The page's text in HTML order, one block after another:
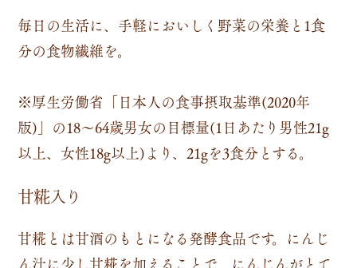
毎日の生活に、手軽においしく野菜の栄養と1食
分の食物繊維を。
※厚生労働省「日本人の食事摂取基準(2020年
版)」の18～64歳男女の目標量(1日あたり男性21g
以上、女性18g以上)より、21gを3食分とする。
甘糀入り
甘糀とは甘酒のもとになる発酵食品です。にんじ
ん汁に少し甘糀を加えることで、にんじんがとて